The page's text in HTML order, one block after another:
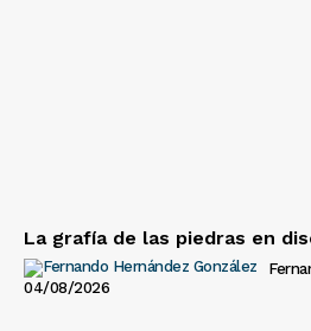
La grafía de las piedras en
04/08/2026